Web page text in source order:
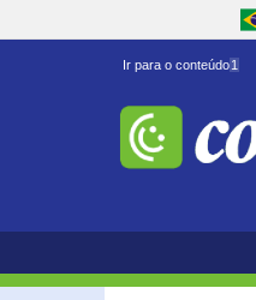
Ir para o conteúdo1